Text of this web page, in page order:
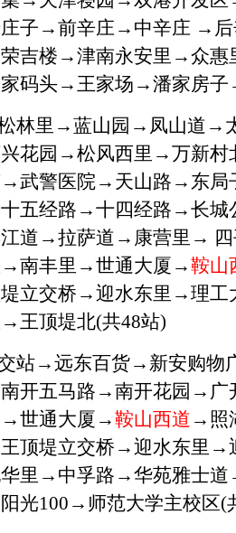
子→前辛庄→中辛庄 →
吉楼→津南永安里→众惠
码头→王家场→潘家房子
林里→蓝山园→凤山道→
花园→松风西里→万新
武警医院→天山路→东
五经路→十四经路→长
道→拉萨道→康营里→
南丰里→世通大厦→鞍山
立交桥→迎水东里→理
王顶堤北(共48站)
站→远东百货→新安购物
开五马路→南开花园→广
世通大厦→鞍山西道 →照
顶堤立交桥→迎水东里
里→中孚路→华苑雅士
光100→师范大学主校区(